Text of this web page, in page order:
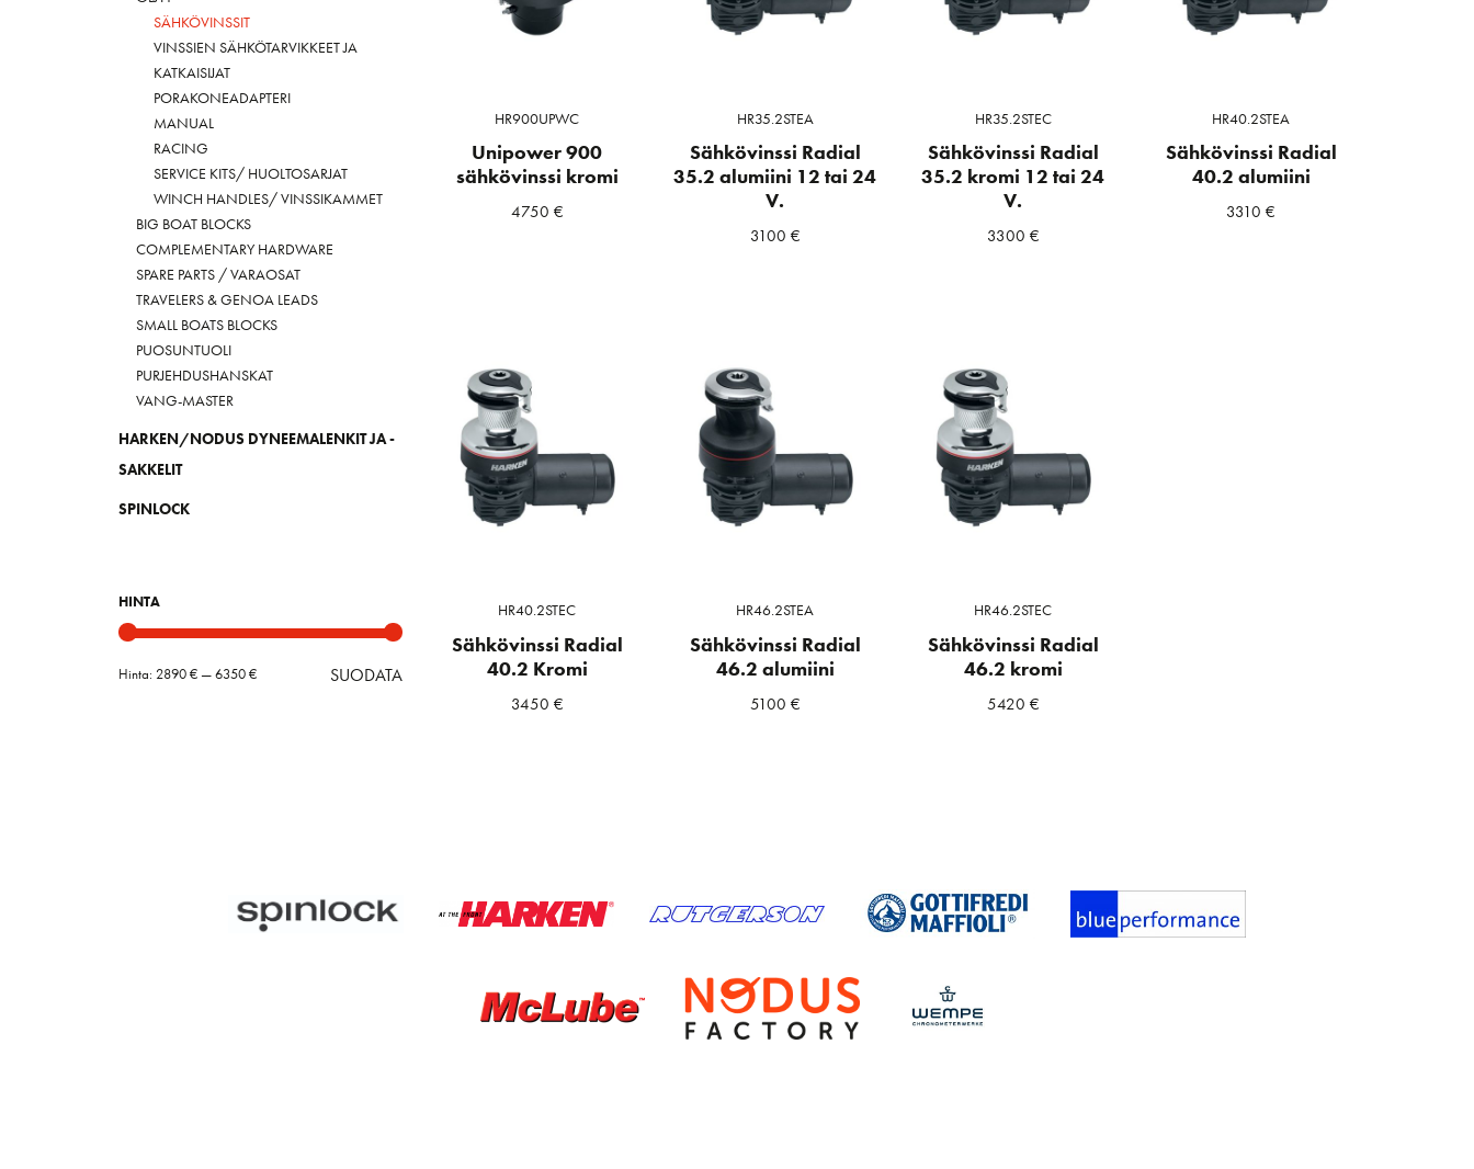
SÄHKÖVINSSIT
VINSSIEN SÄHKÖTARVIKKEET JA
KATKAISIJAT
PORAKONEADAPTERI
MANUAL
RACING
SERVICE KITS/ HUOLTOSARJAT
WINCH HANDLES/ VINSSIKAMMET
BIG BOAT BLOCKS
COMPLEMENTARY HARDWARE
SPARE PARTS / VARAOSAT
TRAVELERS & GENOA LEADS
SMALL BOATS BLOCKS
PUOSUNTUOLI
PURJEHDUSHANSKAT
VANG-MASTER
HARKEN/NODUS DYNEEMALENKIT JA -
SAKKELIT
SPINLOCK
HINTA
Minimihinta
Maksimihinta
SUODATA
Hinta: 2890 €—6350 €
HR900UPWC
Unipower 900
sähkövinssi kromi
4750 €
HR35.2STEA
Sähkövinssi Radial
35.2 alumiini 12 tai 24
V.
3100 €
HR35.2STEC
Sähkövinssi Radial
35.2 kromi 12 tai 24
V.
3300 €
HR40.2STEA
Sähkövinssi Radial
40.2 alumiini
3310€
HR40.2STEC
Sähkövinssi Radial
40.2 Kromi
3450 €
HR46.2STEA
Sähkövinssi Radial
46.2 alumiini
5100 €
HR46.2STEC
Sähkövinssi Radial
46.2 kromi
5420 €